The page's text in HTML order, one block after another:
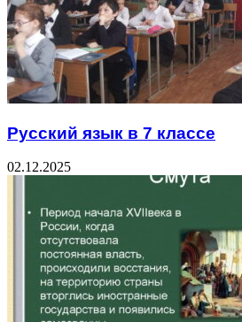
Русский язык в 7 классе
02.12.2025